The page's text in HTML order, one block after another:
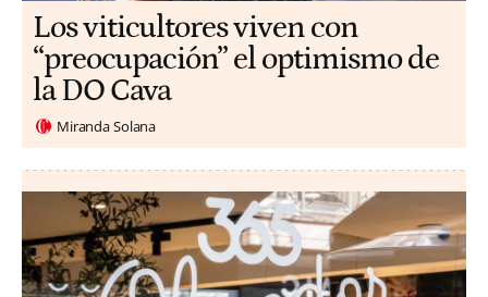
Los viticultores viven con
“preocupación” el optimismo de
la DO Cava
Miranda Solana